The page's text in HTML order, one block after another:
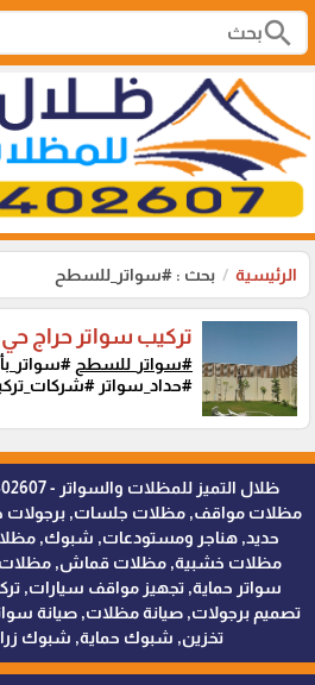
search
الرئيسية بحث : #سواتر_للسطح
تركيب سواتر حراج
#سواتر_للسطح
#حداد_سواتر
مظلات مواقف, مظلات جلسات, برجولات
حديد, هناجر ومستودعات, شبوك,
مظلات خشبية, مظلات قماش, مظلات
سواتر حماية, تجهيز مواقف سيارات,
تصميم برجولات, صيانة مظلات, صيانة
تخزين, شبوك حماية, شبوك